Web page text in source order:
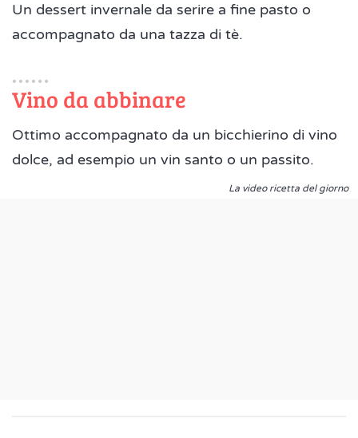
Un dessert invernale da serire a fine pasto o
accompagnato da una tazza di tè.
Vino da abbinare
Ottimo accompagnato da un bicchierino di vino
dolce, ad esempio un vin santo o un passito.
La video ricetta del giorno